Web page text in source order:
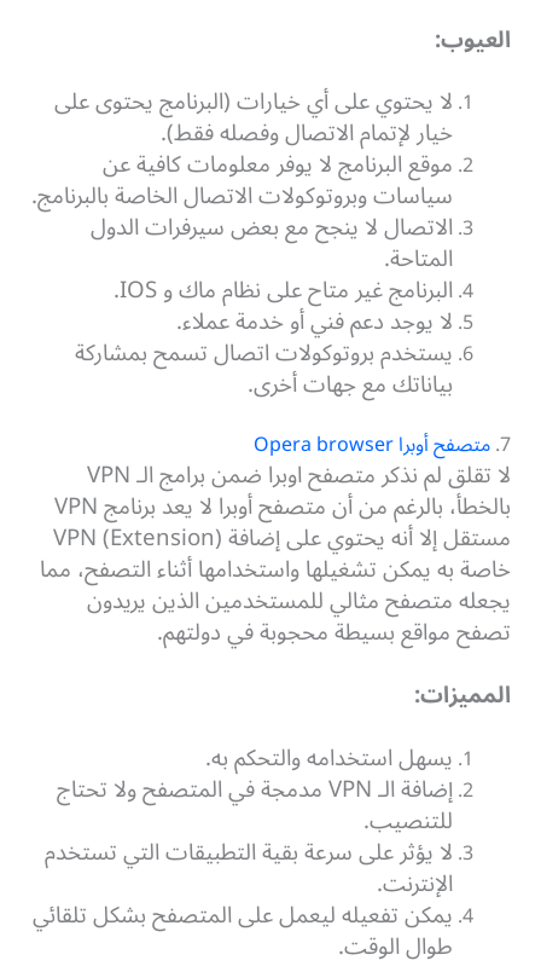
العيوب:
لا يحتوي على أي خيارات (البرنامج يحتوى على
خيار لإتمام الاتصال وفصله فقط).
موقع البرنامج لا يوفر معلومات كافية عن
سياسات وبروتوكولات الاتصال الخاصة بالبرنامج.
الاتصال لا ينجح مع بعض سيرفرات الدول
المتاحة.
البرنامج غير متاح على نظام ماك و IOS.
لا يوجد دعم فني أو خدمة عملاء.
يستخدم بروتوكولات اتصال تسمح بمشاركة
بياناتك مع جهات أخرى.
7. متصفح أوبرا Opera browser
لا تقلق لم نذكر متصفح اوبرا ضمن برامج الـ VPN
بالخطأ، بالرغم من أن متصفح أوبرا لا يعد برنامج VPN
مستقل إلا أنه يحتوي على إضافة (VPN (Extension
خاصة به يمكن تشغيلها واستخدامها أثناء التصفح، مما
يجعله متصفح مثالي للمستخدمين الذين يريدون
تصفح مواقع بسيطة محجوبة في دولتهم.
المميزات:
يسهل استخدامه والتحكم به.
إضافة الـ VPN مدمجة في المتصفح ولا تحتاج
للتنصيب.
لا يؤثر على سرعة بقية التطبيقات التي تستخدم
الإنترنت.
يمكن تفعيله ليعمل على المتصفح بشكل تلقائي
طوال الوقت.